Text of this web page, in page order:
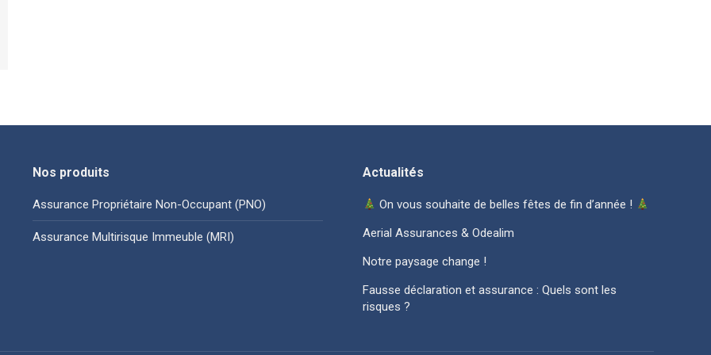
Nos produits
Assurance Propriétaire Non-Occupant (PNO)
Assurance Multirisque Immeuble (MRI)
Actualités
On vous souhaite de belles fêtes de fin d’année !
Aerial Assurances & Odealim
Notre paysage change !
Fausse déclaration et assurance : Quels sont les
risques ?